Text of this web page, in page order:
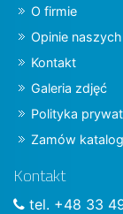
O firmie
Opinie
Kontakt
Galeria zdjęć
Polityka
Zamów
Kontakt
tel. +48 33